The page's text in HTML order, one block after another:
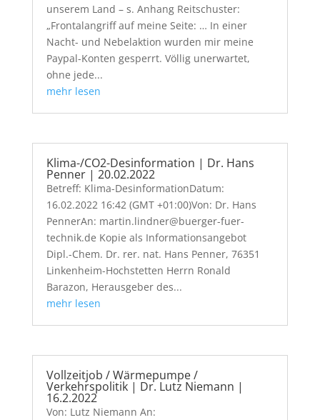
unserem Land – s. Anhang Reitschuster:
„Frontalangriff auf meine Seite: … In einer
Nacht- und Nebelaktion wurden mir meine
Paypal-Konten gesperrt. Völlig unerwartet,
ohne jede...
mehr lesen
Klima-/CO2-Desinformation | Dr. Hans
Penner | 20.02.2022
Betreff: Klima-DesinformationDatum:
16.02.2022 16:42 (GMT +01:00)Von: Dr. Hans
PennerAn: martin.lindner@buerger-fuer-
technik.de Kopie als Informationsangebot
Dipl.-Chem. Dr. rer. nat. Hans Penner, 76351
Linkenheim-Hochstetten Herrn Ronald
Barazon, Herausgeber des...
mehr lesen
Vollzeitjob / Wärmepumpe /
Verkehrspolitik | Dr. Lutz Niemann |
16.2.2022
Von: Lutz Niemann An: